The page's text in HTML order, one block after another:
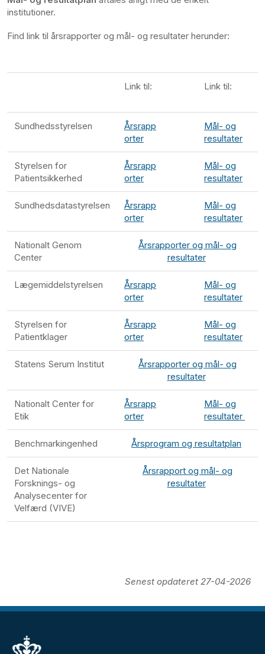
institutioner.
Find link til årsrapporter og mål- og resultater herunder:
Link til: Link til:
Sundhedsstyrelsen
Årsrapp
orter
Mål- og
resultater
Styrelsen for
Patientsikkerhed
Årsrapp
orter
Mål- og
resultater
Sundhedsdatastyrelsen
Årsrapp
orter
Mål- og
resultater
Nationalt Genom
Center
Årsrapporter og mål- og
resultater
Lægemiddelstyrelsen
Årsrapp
orter
Mål- og
resultater
Styrelsen for
Patientklager
Årsrapp
orter
Mål- og
resultater
Statens Serum Institut
Årsrapporter og mål- og
resultater
Nationalt Center for
Etik
Årsrapp
orter
Mål- og
resultater
Benchmarkingenhed Årsprogram og resultatplan
Det Nationale
Forsknings- og
Analysecenter for
Velfærd (VIVE)
Årsrapport og mål- og
resultater
Senest opdateret 27-04-2026